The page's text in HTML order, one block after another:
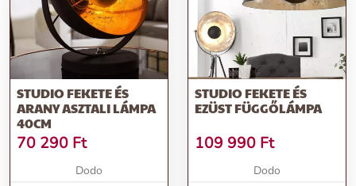
STUDIO FEKETE ÉS
ARANY ASZTALI LÁMPA
40CM
70 290 Ft
Dodo
STUDIO FEKETE ÉS
EZÜST FÜGGŐLÁMPA
109 990 Ft
Dodo